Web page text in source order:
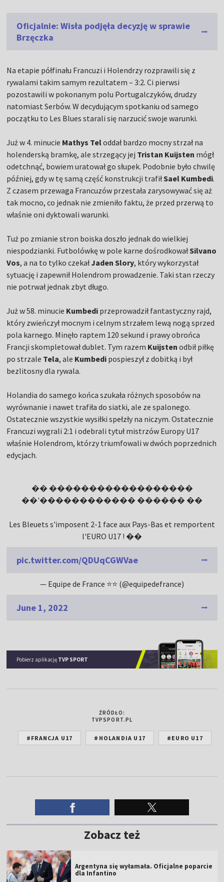
Oficjalnie: Wisła podjęła decyzję w sprawie
Brzęczka
Na etapie półfinału Francuzi i Holendrzy rozprawili się z
rywalami takim samym rezultatem – 3:2. Ci pierwsi
pozostawili w pokonanym polu Portugalczyków, drudzy
natomiast Serbów. W decydującym spotkaniu od samego
początku to Les Blues starali się narzucić swoje warunki.
Już w 4. minucie Mathys Teloddał bardzo mocny strzał na
holenderską bramkę, ale strzegący jej Tristan Kuijsten mógł
odetchnąć, bowiem uratował go słupek. Podobnie było chwilę
później, gdy w tę samą część konstrukcji trafiłSael Kumbedi.
Z czasem przewaga Francuzów przestała zarysowywać się aż
tak mocno, co jednak nie zmieniło faktu, że przed przerwą to
właśnie oni dyktowali warunki.
Tuż po zmianie stron boiska doszło jednak do wielkiej
niespodzianki. Futbolówkę w pole karne dośrodkowałSilvano
Vos, a na to tylko czekałJaden Slory, który wykorzystał
sytuację i zapewnił Holendrom prowadzenie. Taki stan rzeczy
nie potrwał jednak zbyt długo.
Już w 58. minucie Kumbedi przeprowadził fantastyczny rajd,
który zwieńczył mocnym i celnym strzałem lewą nogą sprzed
pola karnego. Minęło raptem 120 sekund i prawy obrońca
Francji skompletował dublet. Tym razem Kuijsten odbił piłkę
po strzale Tela, ale Kumbedi pospieszył z dobitką i był
bezlitosny dla rywala.
Holandia do samego końca szukała różnych sposobów na
wyrównanie i nawet trafiła do siatki, ale ze spalonego.
Ostatecznie wszystkie wysiłki spełzły na niczym. Ostatecznie
Francuzi wygrali 2:1 i odebrali tytuł mistrzów Europy U17
właśnie Holendrom, którzy triumfowali w dwóch poprzednich
edycjach.
�� ������������������
��'������������ ������ ��
Les Bleuets s'imposent 2-1 face aux Pays-Bas et remportent
l'EURO U17 ! ��
pic.twitter.com/QDUqCGWVae
— Equipe de France ⭐⭐ (@equipedefrance)
June 1, 2022
Pobierz aplikację TVP SPORT
ŹRÓDŁO:
TVPSPORT.PL
#FRANCJA U17 #HOLANDIA U17 #EURO U17
Zobacz też
Argentyna się wyłamała. Oficjalne poparcie
dla Infantino